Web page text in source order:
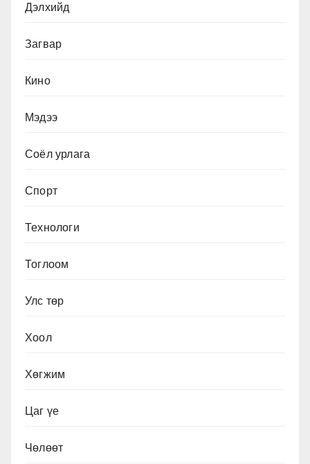
Дэлхийд
Загвар
Кино
Мэдээ
Соёл урлага
Спорт
Технологи
Тоглоом
Улс төр
Хоол
Хөгжим
Цаг үе
Чөлөөт